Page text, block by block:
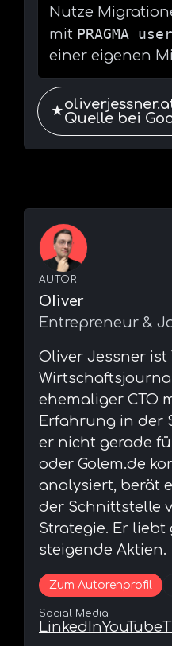
Nutze
mit PRAGMA
einer eigenen
★Quelle bei
AUTOR
Oliver
Entrepreneur &
⁠Oliver Jessner ist
ehemaliger CTO
Erfahrung in der
er nicht gerade
oder Golem.de
analysiert, berät
der Schnittstelle
Strategie. Er
steigende Aktien.
Zum Autorenprofil
Social Media:
LinkedInYouTube